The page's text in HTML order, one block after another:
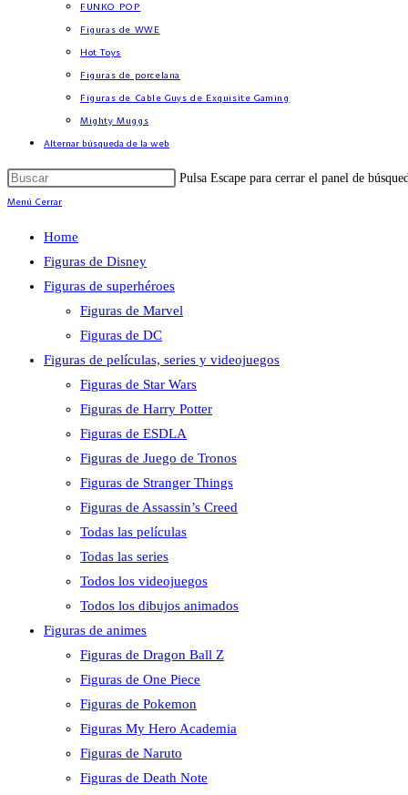
FUNKO POP
Figuras de WWE
Hot Toys
Figuras de porcelana
Figuras de Cable Guys de Exquisite Gaming
Mighty Muggs
Alternar búsqueda de la web
Pulsa Escape para cerrar el panel de
Menú Cerrar
Home
Figuras de Disney
Figuras de superhéroes
Figuras de Marvel
Figuras de DC
Figuras de películas, series y videojuegos
Figuras de Star Wars
Figuras de Harry Potter
Figuras de ESDLA
Figuras de Juego de Tronos
Figuras de Stranger Things
Figuras de Assassin’s Creed
Todas las películas
Todas las series
Todos los videojuegos
Todos los dibujos animados
Figuras de animes
Figuras de Dragon Ball Z
Figuras de One Piece
Figuras de Pokemon
Figuras My Hero Academia
Figuras de Naruto
Figuras de Death Note